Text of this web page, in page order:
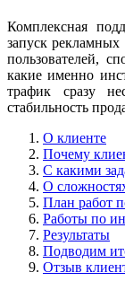
Комплексная
запуск рекламных
пользователей,
какие именно
трафик сразу
стабильность
О клиенте
Почему
С какими
О
План работ
Работы по
Результаты
Подводим
Отзыв